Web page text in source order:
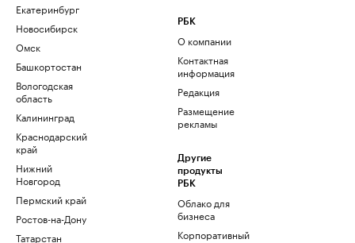
Екатеринбург
Новосибирск
Омск
Башкортостан
Вологодская
область
Калининград
Краснодарский
край
Нижний
Новгород
Пермский край
Ростов-на-Дону
Татарстан
РБК
О компании
Контактная
информация
Редакция
Размещение
рекламы
Другие
продукты
РБК
Облако для
бизнеса
Корпоративный